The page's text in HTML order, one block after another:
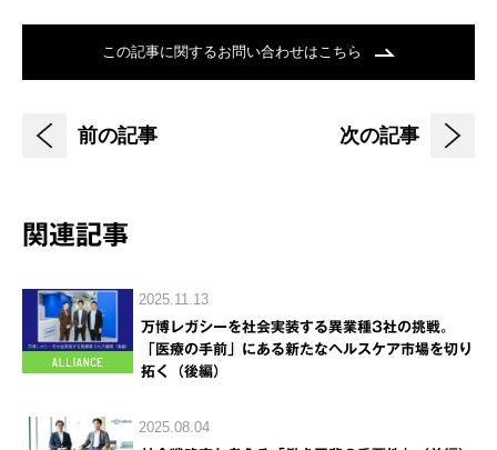
この記事に関するお問い合わせはこちら
前の記事 次の記事
関連記事
2025.11.13
万博レガシーを社会実装する異業種3社の挑戦。
「医療の手前」にある新たなヘルスケア市場を切り
拓く（後編）
2025.08.04